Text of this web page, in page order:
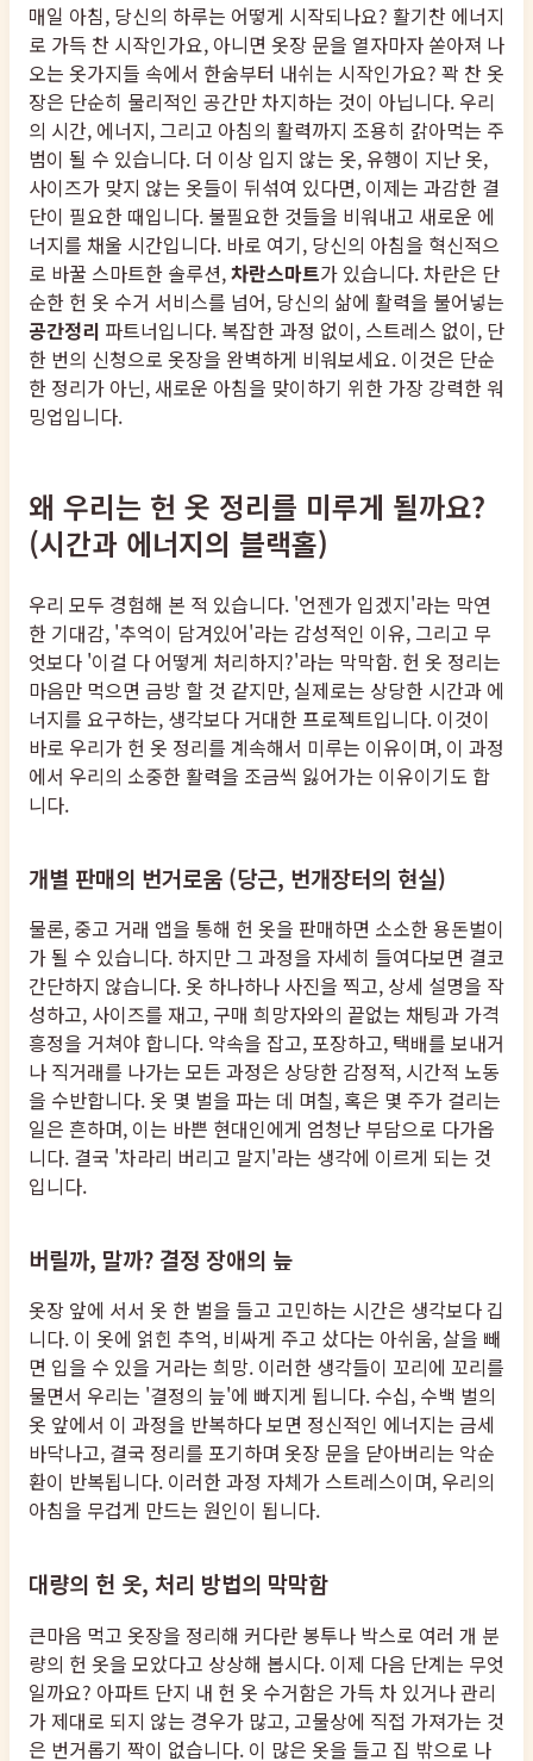
매일 아침, 당신의 하루는 어떻게 시작되나요? 활기찬 에너지
로 가득 찬 시작인가요, 아니면 옷장 문을 열자마자 쏟아져 나
오는 옷가지들 속에서 한숨부터 내쉬는 시작인가요? 꽉 찬 옷
장은 단순히 물리적인 공간만 차지하는 것이 아닙니다. 우리
의 시간, 에너지, 그리고 아침의 활력까지 조용히 갉아먹는 주
범이 될 수 있습니다. 더 이상 입지 않는 옷, 유행이 지난 옷,
사이즈가 맞지 않는 옷들이 뒤섞여 있다면, 이제는 과감한 결
단이 필요한 때입니다. 불필요한 것들을 비워내고 새로운 에
너지를 채울 시간입니다. 바로 여기, 당신의 아침을 혁신적으
로 바꿀 스마트한 솔루션,차란스마트가 있습니다. 차란은 단
순한 헌 옷 수거 서비스를 넘어, 당신의 삶에 활력을 불어넣는
공간정리 파트너입니다. 복잡한 과정 없이, 스트레스 없이, 단
한 번의 신청으로 옷장을 완벽하게 비워보세요. 이것은 단순
한 정리가 아닌, 새로운 아침을 맞이하기 위한 가장 강력한 워
밍업입니다.
왜 우리는 헌 옷 정리를 미루게 될까요?
(시간과 에너지의 블랙홀)
우리 모두 경험해 본 적 있습니다. '언젠가 입겠지'라는 막연
한 기대감, '추억이 담겨있어'라는 감성적인 이유, 그리고 무
엇보다 '이걸 다 어떻게 처리하지?'라는 막막함. 헌 옷 정리는
마음만 먹으면 금방 할 것 같지만, 실제로는 상당한 시간과 에
너지를 요구하는, 생각보다 거대한 프로젝트입니다. 이것이
바로 우리가 헌 옷 정리를 계속해서 미루는 이유이며, 이 과정
에서 우리의 소중한 활력을 조금씩 잃어가는 이유이기도 합
니다.
개별 판매의 번거로움 (당근, 번개장터의 현실)
물론, 중고 거래 앱을 통해 헌 옷을 판매하면 소소한 용돈벌이
가 될 수 있습니다. 하지만 그 과정을 자세히 들여다보면 결코
간단하지 않습니다. 옷 하나하나 사진을 찍고, 상세 설명을 작
성하고, 사이즈를 재고, 구매 희망자와의 끝없는 채팅과 가격
흥정을 거쳐야 합니다. 약속을 잡고, 포장하고, 택배를 보내거
나 직거래를 나가는 모든 과정은 상당한 감정적, 시간적 노동
을 수반합니다. 옷 몇 벌을 파는 데 며칠, 혹은 몇 주가 걸리는
일은 흔하며, 이는 바쁜 현대인에게 엄청난 부담으로 다가옵
니다. 결국 '차라리 버리고 말지'라는 생각에 이르게 되는 것
입니다.
버릴까, 말까? 결정 장애의 늪
옷장 앞에 서서 옷 한 벌을 들고 고민하는 시간은 생각보다 깁
니다. 이 옷에 얽힌 추억, 비싸게 주고 샀다는 아쉬움, 살을 빼
면 입을 수 있을 거라는 희망. 이러한 생각들이 꼬리에 꼬리를
물면서 우리는 '결정의 늪'에 빠지게 됩니다. 수십, 수백 벌의
옷 앞에서 이 과정을 반복하다 보면 정신적인 에너지는 금세
바닥나고, 결국 정리를 포기하며 옷장 문을 닫아버리는 악순
환이 반복됩니다. 이러한 과정 자체가 스트레스이며, 우리의
아침을 무겁게 만드는 원인이 됩니다.
대량의 헌 옷, 처리 방법의 막막함
큰마음 먹고 옷장을 정리해 커다란 봉투나 박스로 여러 개 분
량의 헌 옷을 모았다고 상상해 봅시다. 이제 다음 단계는 무엇
일까요? 아파트 단지 내 헌 옷 수거함은 가득 차 있거나 관리
가 제대로 되지 않는 경우가 많고, 고물상에 직접 가져가는 것
은 번거롭기 짝이 없습니다. 이 많은 옷을 들고 집 밖으로 나